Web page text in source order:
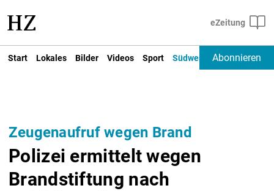
Start Lokales Bilder Videos Sport Südwest Deutschland
Abonnieren
Zeugenaufruf wegen Brand
Polizei ermittelt wegen
Brandstiftung nach